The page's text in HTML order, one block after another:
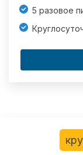
5 разовое